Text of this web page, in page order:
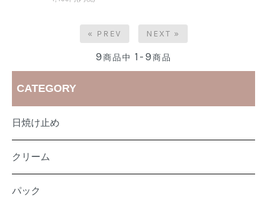
« PREV NEXT »
9商品中 1-9商品
CATEGORY
日焼け止め
クリーム
パック